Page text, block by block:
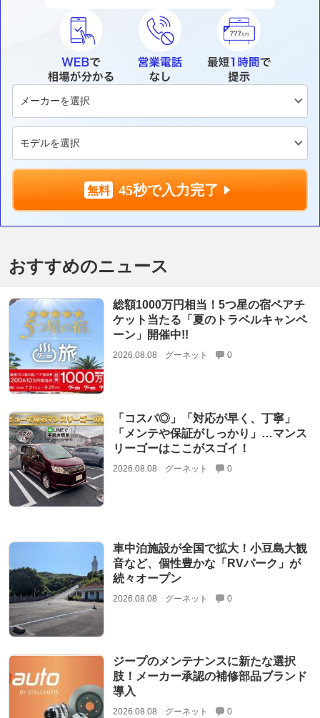
45秒で入力完了
おすすめのニュース
総額1000万円相当！5つ星の宿ペアチ
ケット当たる「夏のトラベルキャンペ
ーン」開催中!!
2026.08.08 グーネット 0
「コスパ◎」「対応が早く、丁寧」
「メンテや保証がしっかり」…マンス
リーゴーはここがスゴイ！
2026.08.08 グーネット 0
車中泊施設が全国で拡大！小豆島大観
音など、個性豊かな「RVパーク」が
続々オープン
2026.08.08 グーネット 0
ジープのメンテナンスに新たな選択
肢！メーカー承認の補修部品ブランド
導入
2026.08.08 グーネット 0